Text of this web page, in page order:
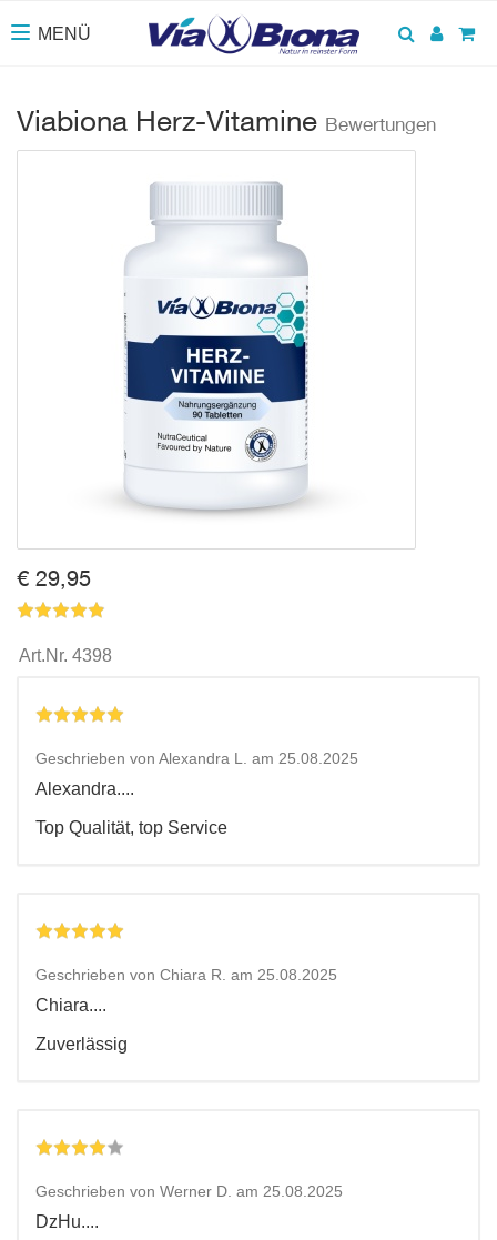
Toggle navigation
MENÜ Suchen
Viabiona Herz-Vitamine Bewertungen
€ 29,95
Art.Nr. 4398
Geschrieben von Alexandra L. am 25.08.2025
Alexandra....
Top Qualität, top Service
Geschrieben von Chiara R. am 25.08.2025
Chiara....
Zuverlässig
Geschrieben von Werner D. am 25.08.2025
DzHu....